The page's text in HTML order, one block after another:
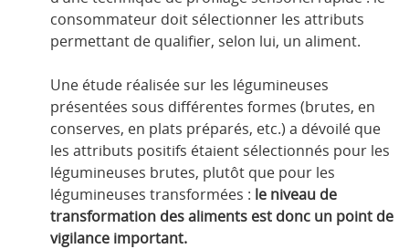
consommateur doit sélectionner les attributs
permettant de qualifier, selon lui, un aliment.
Une étude réalisée sur les légumineuses
présentées sous différentes formes (brutes, en
conserves, en plats préparés, etc.) a dévoilé que
les attributs positifs étaient sélectionnés pour les
légumineuses brutes, plutôt que pour les
légumineuses transformées : le niveau de
transformation des aliments est donc un point de
vigilance important.